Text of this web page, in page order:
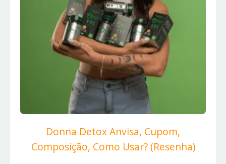
Donna Detox Anvisa, Cupom,
Composição, Como Usar? (Resenha)